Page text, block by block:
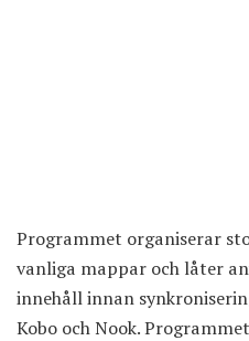
Programmet organiserar
vanliga mappar och låter
innehåll innan
Kobo och Nook.